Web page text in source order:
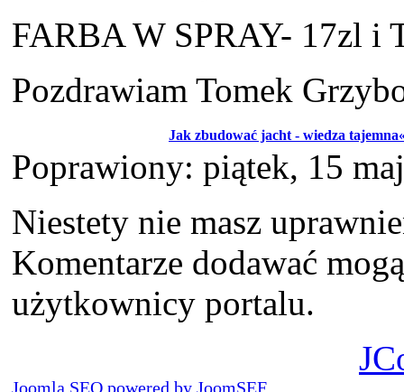
FARBA W SPRAY- 17zl i
Pozdrawiam Tomek
Jak zbudować jacht - wiedza
Poprawiony: piątek, 15
Niestety nie masz
Komentarze dodawać
użytkownicy portalu.
Joomla SEO powered by JoomSEF